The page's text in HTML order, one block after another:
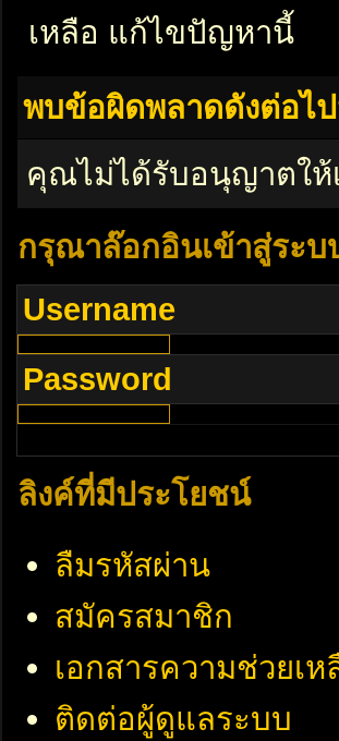
เหลือ แก้ไขปัญหานี้
พบข้อผิดพลาดดังต่อไ
คุณไม่ได้รับอนุญาตให้
กรุณาล๊อกอินเข้าสู่ระบ
Username
Password
ลิงค์ที่มีประโยชน์
ลืมรหัสผ่าน
สมัครสมาชิก
เอกสารความช่วยเห
ติดต่อผู้ดูแลระบบ